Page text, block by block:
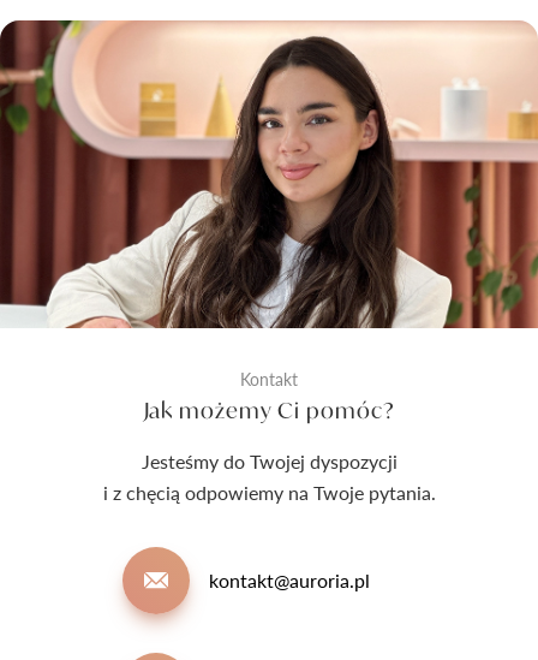
Kontakt
Jak możemy Ci pomóc?
Jesteśmy do Twojej dyspozycji
i z chęcią odpowiemy na Twoje pytania.
kontakt@auroria.pl